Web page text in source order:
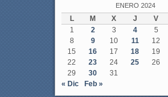
ENERO 2024
L M X J V
1
2 3 4 5
8
9 10 11 12
15
16 17 18 19
22
23 24 25 26
29
30
31
« Dic
Feb »